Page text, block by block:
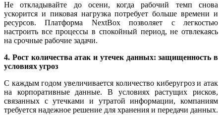
Не откладывайте до осени, когда рабочий темп снова
ускорится и пиковая нагрузка потребует больше времени и
ресурсов. Платформа NextBox позволяет с легкостью
настроить все процессы в спокойный период, не отвлекаясь
на срочные рабочие задачи.
4. Рост количества атак и утечек данных: защищенность в
условиях угроз
C каждым годом увеличивается количество киберугроз и атак
на корпоративные данные. В условиях растущих рисков,
связанных с утечками и утратой информации, компаниям
требуется надежное решение для хранения и передачи данных.